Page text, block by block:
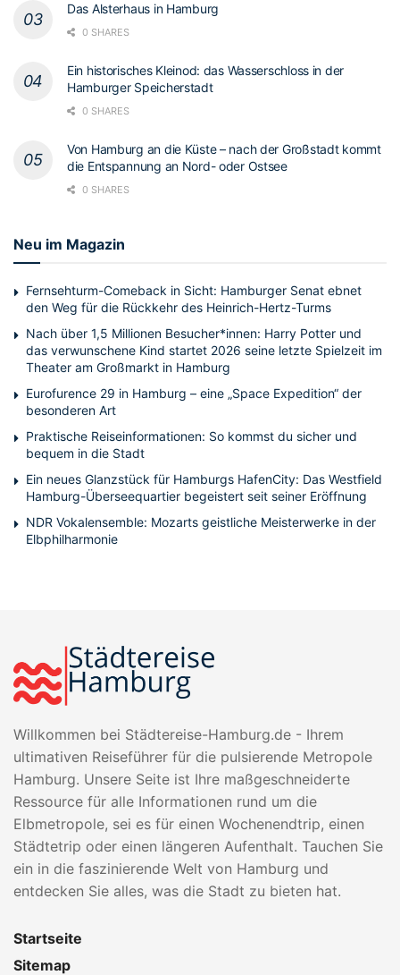
Das Alsterhaus in Hamburg
0 SHARES
Ein historisches Kleinod: das Wasserschloss in der
Hamburger Speicherstadt
0 SHARES
Von Hamburg an die Küste – nach der Großstadt kommt
die Entspannung an Nord- oder Ostsee
0 SHARES
Neu im Magazin
Fernsehturm-Comeback in Sicht: Hamburger Senat ebnet
den Weg für die Rückkehr des Heinrich-Hertz-Turms
Nach über 1,5 Millionen Besucher*innen: Harry Potter und
das verwunschene Kind startet 2026 seine letzte Spielzeit im
Theater am Großmarkt in Hamburg
Eurofurence 29 in Hamburg – eine „Space Expedition“ der
besonderen Art
Praktische Reiseinformationen: So kommst du sicher und
bequem in die Stadt
Ein neues Glanzstück für Hamburgs HafenCity: Das Westfield
Hamburg-Überseequartier begeistert seit seiner Eröffnung
NDR Vokalensemble: Mozarts geistliche Meisterwerke in der
Elbphilharmonie
Willkommen bei Städtereise-Hamburg.de - Ihrem
ultimativen Reiseführer für die pulsierende Metropole
Hamburg. Unsere Seite ist Ihre maßgeschneiderte
Ressource für alle Informationen rund um die
Elbmetropole, sei es für einen Wochenendtrip, einen
Städtetrip oder einen längeren Aufenthalt. Tauchen Sie
ein in die faszinierende Welt von Hamburg und
entdecken Sie alles, was die Stadt zu bieten hat.
Startseite
Sitemap